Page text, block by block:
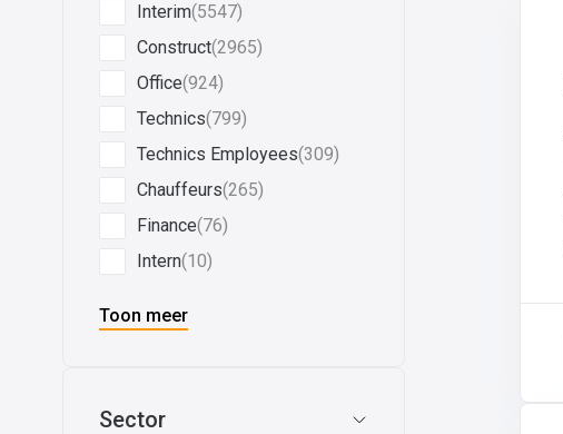
Interim(5547)
Construct(2965)
Office(924)
Technics(799)
Technics Employees(309)
Chauffeurs(265)
Finance(76)
Intern(10)
Toon meer
Sector